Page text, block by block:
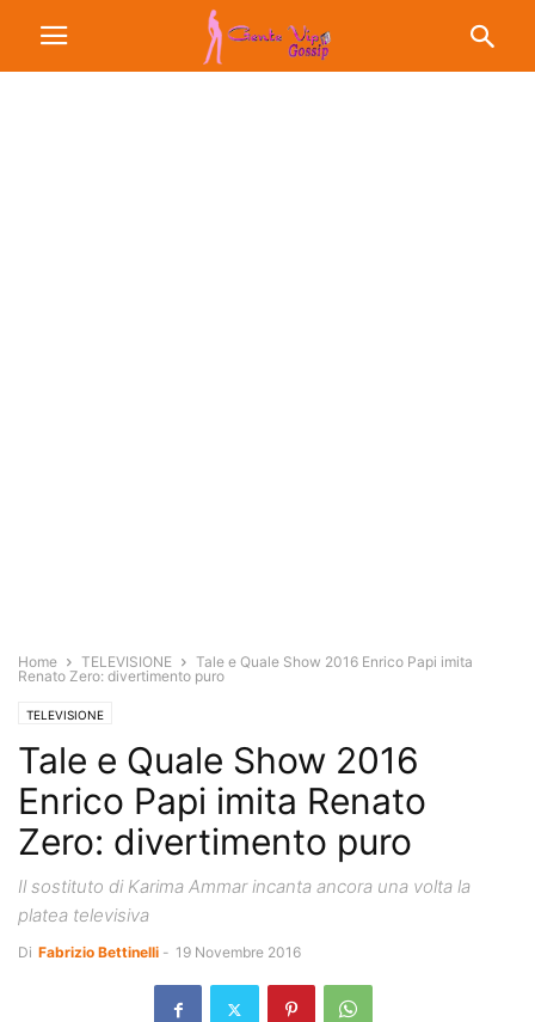
Home TELEVISIONE
Tale e Quale Show 2016 Enrico Papi imita
Renato Zero: divertimento puro
TELEVISIONE
Tale e Quale Show 2016
Enrico Papi imita Renato
Zero: divertimento puro
Il sostituto di Karima Ammar incanta ancora una volta la
platea televisiva
Di Fabrizio Bettinelli - 19 Novembre 2016